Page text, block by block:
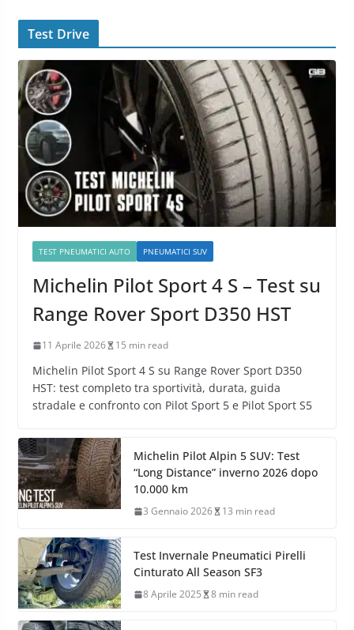
Test Drive
TEST PNEUMATICI AUTO PNEUMATICI SUV
Michelin Pilot Sport 4 S – Test su
Range Rover Sport D350 HST
11 Aprile 2026 15 min read
Michelin Pilot Sport 4 S su Range Rover Sport D350
HST: test completo tra sportività, durata, guida
stradale e confronto con Pilot Sport 5 e Pilot Sport S5
Michelin Pilot Alpin 5 SUV: Test
“Long Distance” inverno 2026 dopo
10.000 km
3 Gennaio 2026 13 min read
Test Invernale Pneumatici Pirelli
Cinturato All Season SF3
8 Aprile 2025 8 min read